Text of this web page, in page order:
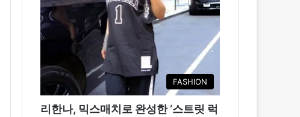
FASHION
리한나, 믹스매치로 완성한 ‘스트릿 럭